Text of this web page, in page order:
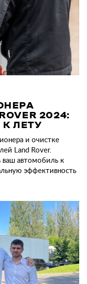
2024:
ЛЕТУ
и очистке
Land Rover.
ваш автомобиль к
эффективность